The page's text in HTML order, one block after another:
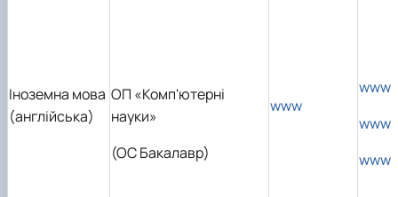
Іноземна мова
(англійська)
ОП «Комп'ютерні
науки»
(ОС Бакалавр)
www
www
www
www